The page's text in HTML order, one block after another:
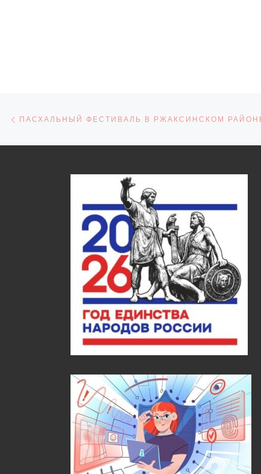
Навигация по записям
ПАСХАЛЬНЫЙ ФЕСТИВАЛЬ В РЖАКСИНСКОМ